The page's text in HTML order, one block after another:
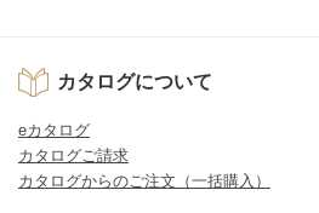
カタログについて
eカタログ
カタログご請求
カタログからのご注文（一括購入）